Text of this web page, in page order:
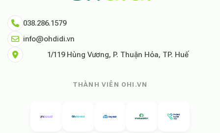
038.286.1579
info@ohdidi.vn
1/119 Hùng Vương, P. Thuận Hóa, TP. Huế
THÀNH VIÊN OHI.VN